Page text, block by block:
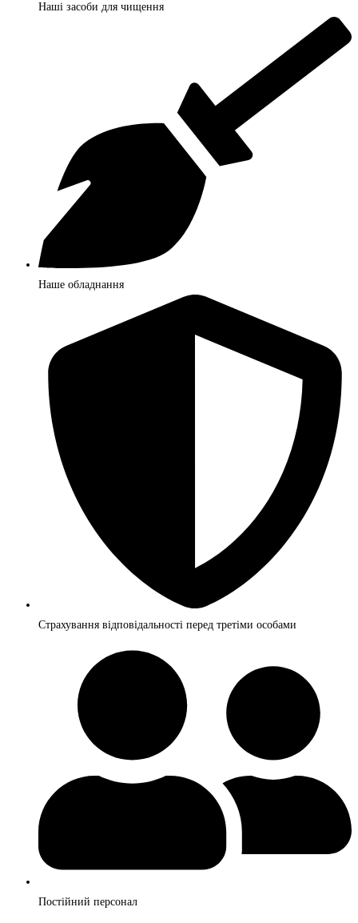
Наші засоби для чищення
Наше обладнання
Страхування відповідальності перед третіми особами
Постійний персонал